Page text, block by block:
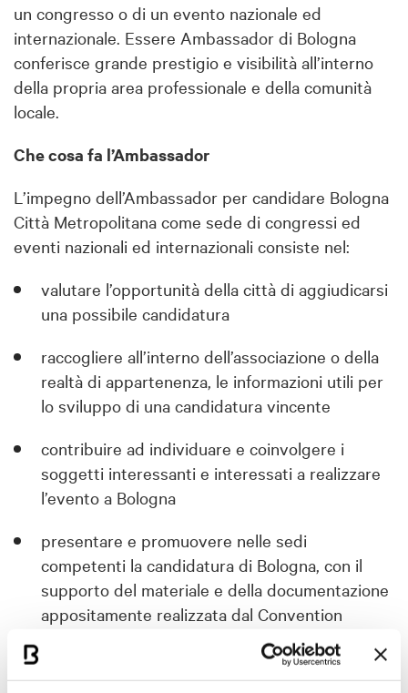
un congresso o di un evento nazionale ed
internazionale. Essere Ambassador di Bologna
conferisce grande prestigio e visibilità all’interno
della propria area professionale e della comunità
locale.
Che cosa fa l’Ambassador
L’impegno dell’Ambassador per candidare Bologna
Città Metropolitana come sede di congressi ed
eventi nazionali ed internazionali consiste nel:
valutare l’opportunità della città di aggiudicarsi
una possibile candidatura
raccogliere all’interno dell’associazione o della
realtà di appartenenza, le informazioni utili per
lo sviluppo di una candidatura vincente
contribuire ad individuare e coinvolgere i
soggetti interessanti e interessati a realizzare
l’evento a Bologna
presentare e promuovere nelle sedi
competenti la candidatura di Bologna, con il
supporto del materiale e della documentazione
appositamente realizzata dal Convention
promuovere questa iniziativa nei confronti dei